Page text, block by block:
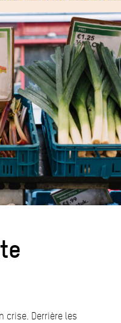
crise. Derrière les